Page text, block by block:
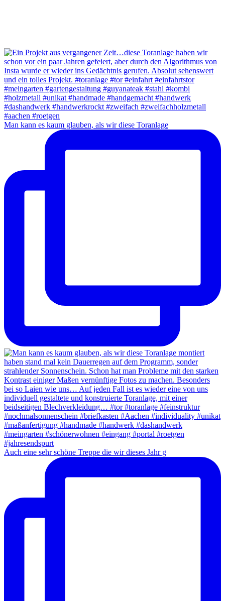
Man kann es kaum glauben, als wir diese Toranlage
Auch eine sehr schöne Treppe die wir dieses Jahr g